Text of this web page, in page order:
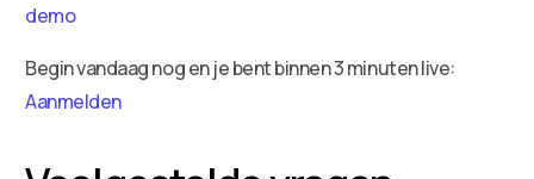
demo
Begin vandaag nog en je bent binnen 3 minuten live:
Aanmelden